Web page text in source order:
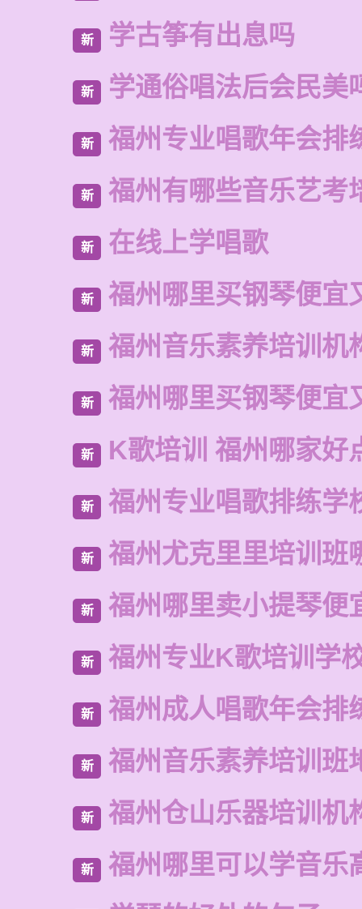
新 学古筝有出息吗
新 学通俗唱法后会民美
新 福州专业唱歌年会排
新 福州有哪些音乐艺考
新 在线上学唱歌
新 福州哪里买钢琴便宜
新 福州音乐素养培训机
新 福州哪里买钢琴便宜
新 K歌培训 福州哪家好
新 福州专业唱歌排练学
新 福州尤克里里培训班
新 福州哪里卖小提琴便
新 福州专业K歌培训学
新 福州成人唱歌年会排
新 福州音乐素养培训班
新 福州仓山乐器培训机
新 福州哪里可以学音乐